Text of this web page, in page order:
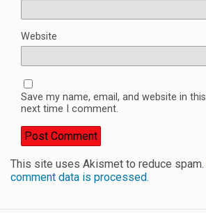
Website
Save my name, email, and website in
next time I comment.
This site uses Akismet to reduce spam.
comment data is processed.